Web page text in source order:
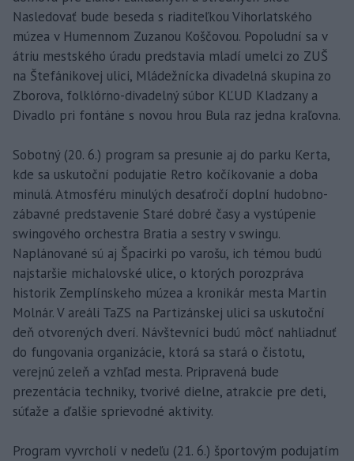
Nasledovať bude beseda s riaditeľkou Vihorlatského
múzea v Humennom Zuzanou Koščovou. Popoludní sa v
átriu mestského úradu predstavia mladí umelci zo ZUŠ
na Štefánikovej ulici, Mládežnícka divadelná skupina zo
Zborova, folklórno-divadelný súbor KĽUD Kladzany a
Divadlo pri fontáne s novou hrou Bula raz jedna kraľovna.
Sobotný (20. 6.) program sa presunie aj do parku Kerta,
kde sa uskutoční podujatie Retro kočíkovanie a doba
minulá. Atmosféru minulých desaťročí doplní hudobno-
zábavné predstavenie Staré dobré časy a vystúpenie
swingového orchestra Bratia a sestry v swingu.
Naplánované sú aj Špacirki po varošu, ich témou budú
najstaršie michalovské ulice, o ktorých porozpráva
historik Zemplínskeho múzea a kronikár mesta Martin
Molnár. V areáli TaZS na Partizánskej ulici sa uskutoční
deň otvorených dverí. Návštevníci budú môcť nahliadnuť
do fungovania organizácie, ktorá sa stará o čistotu,
verejnú zeleň a vzhľad mesta. Pripravená bude
prezentácia techniky, tvorivé dielne, atrakcie pre deti,
súťaže a ďalšie sprievodné aktivity.
Program vyvrcholí v nedeľu (21. 6.) športovým podujatím